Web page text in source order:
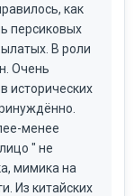
как
персиковых
В роли
Очень
исторических
менее
" не
мимика на
Из китайских